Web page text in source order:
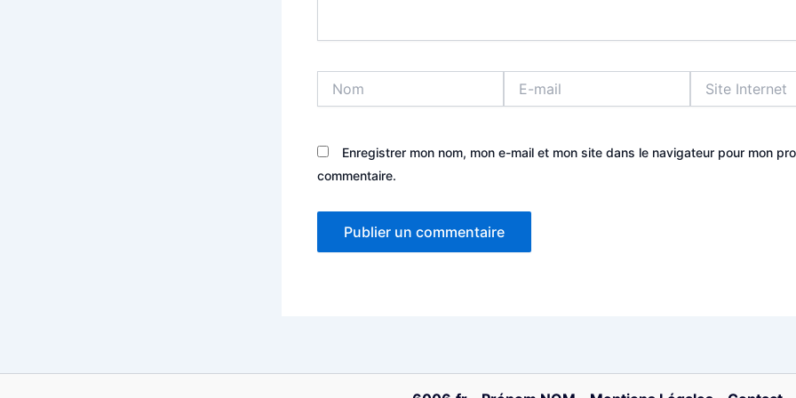
mail
Internet
Enregistrer mon nom, mon e-mail et mon site dans le navigateur pour mon
commentaire.